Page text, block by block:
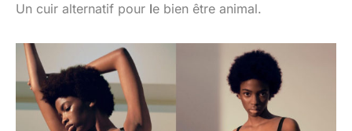
Un cuir alternatif pour le bien être animal.